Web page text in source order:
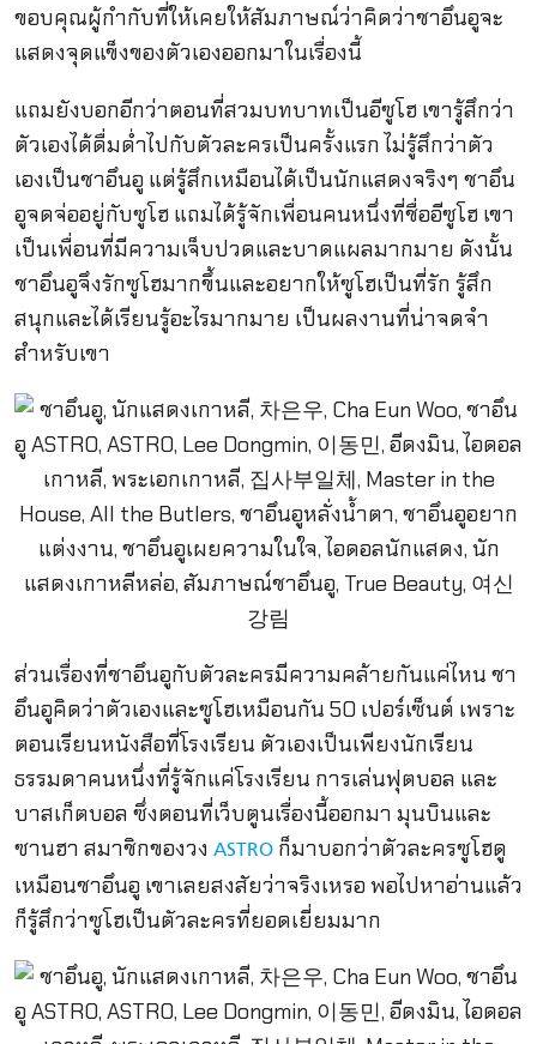
ขอบคุณผู้กำกับที่ให้เคยให้สัมภาษณ์ว่าคิดว่าชาอึนอูจะ
แสดงจุดแข็งของตัวเองออกมาในเรื่องนี้
แถมยังบอกอีกว่าตอนที่สวมบทบาทเป็นอีซูโฮ เขารู้สึกว่า
ตัวเองได้ดื่มด่ำไปกับตัวละครเป็นครั้งแรก ไม่รู้สึกว่าตัว
เองเป็นชาอึนอู แต่รู้สึกเหมือนได้เป็นนักแสดงจริงๆ ชาอึน
อูจดจ่ออยู่กับซูโฮ แถมได้รู้จักเพื่อนคนหนึ่งที่ชื่ออีซูโฮ เขา
เป็นเพื่อนที่มีความเจ็บปวดและบาดแผลมากมาย ดังนั้น
ชาอึนอูจึงรักซูโฮมากขึ้นและอยากให้ซูโฮเป็นที่รัก รู้สึก
สนุกและได้เรียนรู้อะไรมากมาย เป็นผลงานที่น่าจดจำ
สำหรับเขา
ส่วนเรื่องที่ชาอึนอูกับตัวละครมีความคล้ายกันแค่ไหน ชา
อึนอูคิดว่าตัวเองและซูโฮเหมือนกัน 50 เปอร์เซ็นต์ เพราะ
ตอนเรียนหนังสือที่โรงเรียน ตัวเองเป็นเพียงนักเรียน
ธรรมดาคนหนึ่งที่รู้จักแค่โรงเรียน การเล่นฟุตบอล และ
บาสเก็ตบอล ซึ่งตอนที่เว็บตูนเรื่องนี้ออกมา มุนบินและ
ซานฮา สมาชิกของวง ASTROก็มาบอกว่าตัวละครซูโฮดู
เหมือนชาอึนอู เขาเลยสงสัยว่าจริงเหรอ พอไปหาอ่านแล้ว
ก็รู้สึกว่าซูโฮเป็นตัวละครที่ยอดเยี่ยมมาก